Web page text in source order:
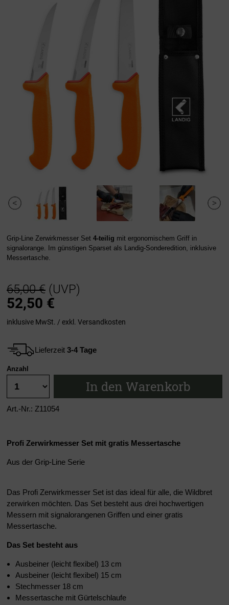
Grip-Line Zerwirkmesser Set 4-teilig mit ergonomischem Griff in
signalorange. Im günstigen Sparset als Landig-Sonderedition, inklusive
Messertasche.
65,00 € (UVP)
52,50 €
inklusive MwSt. / exkl. Versandkosten
Lieferzeit 3-4 Tage
Anzahl
In den Warenkorb
Art.-Nr.: Z11054
Profi Zerwirkmesser Set mit gratis Messertasche
Aus der Grip-Line Serie
Das Profi Zerwirkmesser Set ist das ideal für alle, die Wildbret
zerwirken möchten. Das Set besteht aus drei hochwertigen
Messern mit signalorangenen Griffen und einer gratis
Messertasche.
Das Set besteht aus
Ausbeiner (leicht flexibel) 13 cm
Ausbeiner (leicht flexibel) 15 cm
Stechmesser 18 cm
Messertasche mit Gürtelschlaufe